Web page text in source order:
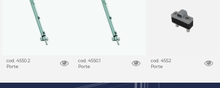
cod. 4550.2
Porte
cod. 4550.1
Porte
cod. 4552
Porte